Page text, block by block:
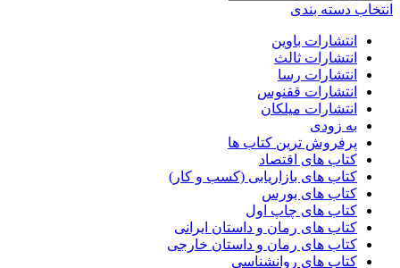
انتخاب دسته بندی
انتشارات باوین
انتشارات ثالث
انتشارات رسا
انتشارات ققنوس
انتشارات میلکان
به زودی
پرفروش ترین کتاب ها
کتاب های اقتصاد
کتاب های بازاریابی (کسب و کار)
کتاب های بورس
کتاب های چاپ اول
کتاب های رمان و داستان ایرانی
کتاب های رمان و داستان خارجی
کتاب های روانشناسی